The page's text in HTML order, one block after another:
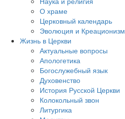
О храме
Церковный календарь
Эволюция и Креационизм
Жизнь в Церкви
Актуальные вопросы
Апологетика
Богослужебный язык
Духовенство
История Русской Церкви
Колокольный звон
Литургика